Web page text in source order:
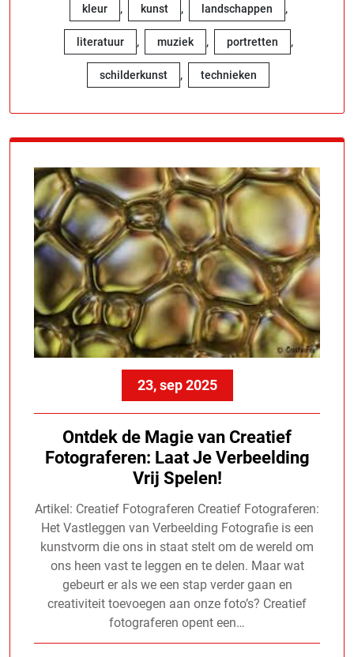
kleur , kunst , landschappen ,
literatuur , muziek , portretten ,
schilderkunst , technieken
23, sep 2025
Ontdek de Magie van Creatief
Fotograferen: Laat Je Verbeelding
Vrij Spelen!
Artikel: Creatief Fotograferen Creatief Fotograferen:
Het Vastleggen van Verbeelding Fotografie is een
kunstvorm die ons in staat stelt om de wereld om
ons heen vast te leggen en te delen. Maar wat
gebeurt er als we een stap verder gaan en
creativiteit toevoegen aan onze foto’s? Creatief
fotograferen opent een…